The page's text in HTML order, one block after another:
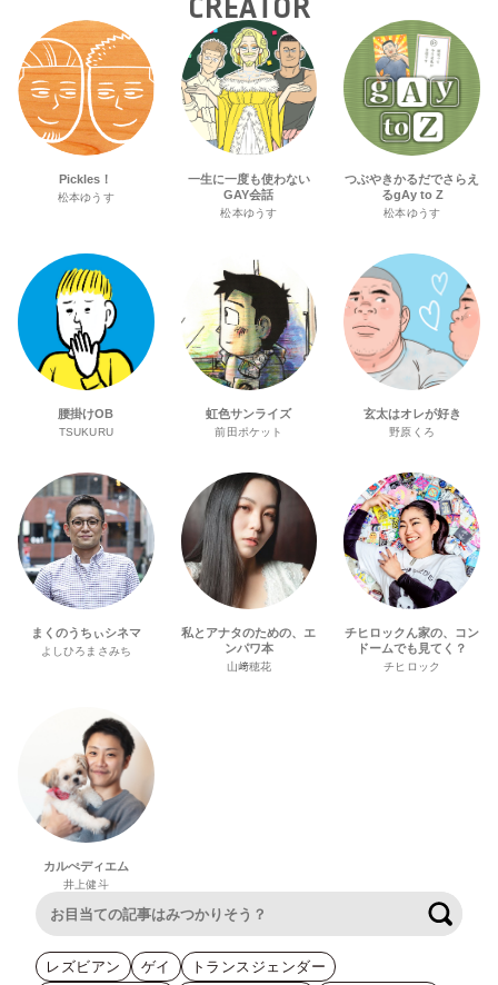
CREATOR
Pickles！
松本ゆうす
一生に一度も使わない
GAY会話
松本ゆうす
つぶやきかるだでさらえ
るgAy to Z
松本ゆうす
腰掛けOB
TSUKURU
虹色サンライズ
前田ポケット
玄太はオレが好き
野原くろ
まくのうちぃシネマ
よしひろまさみち
私とアナタのための、エ
ンパワ本
山﨑穂花
チヒロックん家の、コン
ドームでも見てく？
チヒロック
カルぺディエム
井上健斗
レズビアン ゲイ
トランスジェンダー